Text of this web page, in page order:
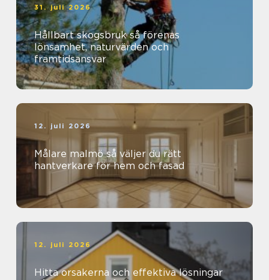
31. juli 2026
Hållbart skogsbruk så förenas
lönsamhet, naturvärden och
framtidsansvar
12. juli 2026
Målare malmö så väljer du rätt
hantverkare för hem och fasad
12. juli 2026
Hitta orsakerna och effektiva lösningar